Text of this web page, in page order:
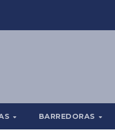
BARREDORAS